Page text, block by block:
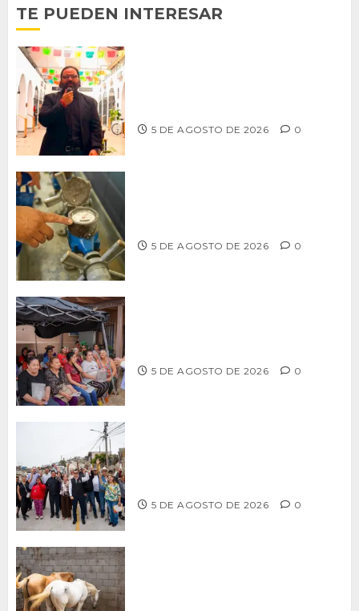
TE PUEDEN INTERESAR
5 DE AGOSTO DE 2026 0
5 DE AGOSTO DE 2026 0
5 DE AGOSTO DE 2026 0
5 DE AGOSTO DE 2026 0